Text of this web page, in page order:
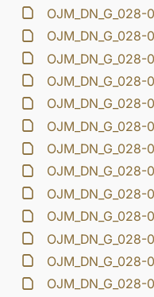
OJM_DN_G_028-
OJM_DN_G_028-
OJM_DN_G_028-